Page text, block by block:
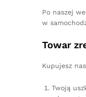
Po naszej
w
Towar
Kupujesz
Twoją